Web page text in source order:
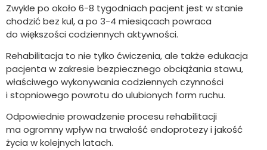
Zwykle po około 6-8 tygodniach pacjent jest w stanie
chodzić bez kul, a po 3-4 miesiącach powraca
do większości codziennych aktywności.
Rehabilitacja to nie tylko ćwiczenia, ale także edukacja
pacjenta w zakresie bezpiecznego obciążania stawu,
właściwego wykonywania codziennych czynności
i stopniowego powrotu do ulubionych form ruchu.
Odpowiednie prowadzenie procesu rehabilitacji
ma ogromny wpływ na trwałość endoprotezy i jakość
życia w kolejnych latach.